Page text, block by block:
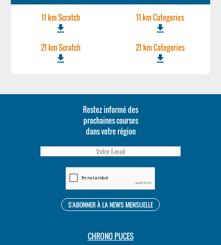
11 km Scratch
file_download
11 km Categories
file_download
21 km Scratch
file_download
21 km Categories
file_download
Restez informé des
prochaines courses
dans votre région
CHRONO PUCES